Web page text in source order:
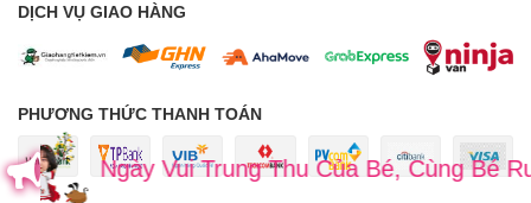
DỊCH VỤ GIAO HÀNG
PHƯƠNG THỨC THANH TOÁN
Ngày Vui Trung Thu Của Bé, Cùng Bé Rước Đèn